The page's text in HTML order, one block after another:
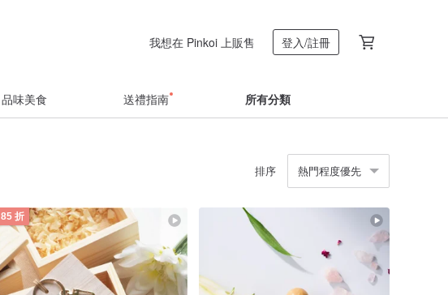
我想在 Pinkoi 上販售 登入/註冊
品味美食 送禮指南 所有分類
排序 熱門程度優先
85 折